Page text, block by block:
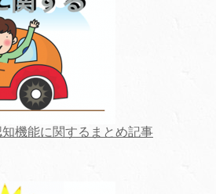
機能に関するまとめ記事